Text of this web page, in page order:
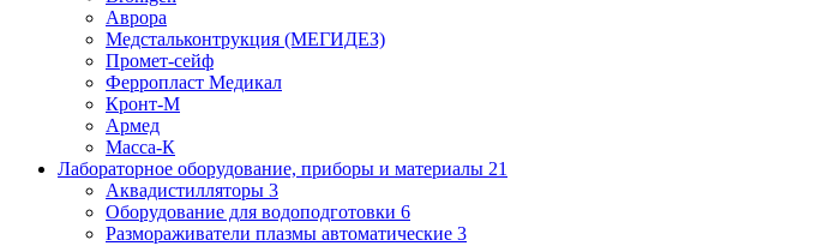
Аврора
Медстальконтрукция (МЕГИДЕЗ)
Промет-сейф
Ферропласт Медикал
Кронт-М
Армед
Масса-К
Лабораторное оборудование, приборы и материалы 21
Аквадистилляторы 3
Оборудование для водоподготовки 6
Размораживатели плазмы автоматические 3